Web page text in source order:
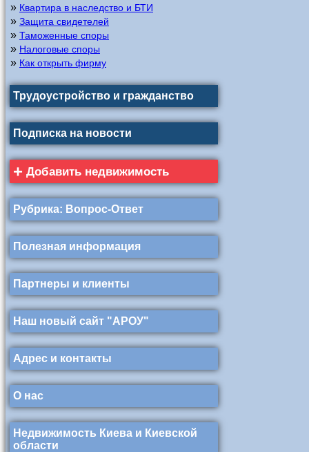
» Квартира в наследство и БТИ
» Защита свидетелей
» Таможенные споры
» Налоговые споры
» Как открыть фирму
Трудоустройство и гражданство
Подписка на новости
+ Добавить недвижимость
Рубрика: Вопрос-Ответ
Полезная информация
Партнеры и клиенты
Наш новый сайт "АРОУ"
Адрес и контакты
О нас
Недвижимость Киева и Киевской
области